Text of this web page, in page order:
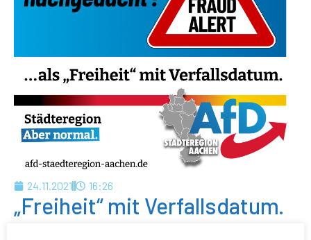
24.11.2021 16:26
„Freiheit“ mit Verfallsdatum.